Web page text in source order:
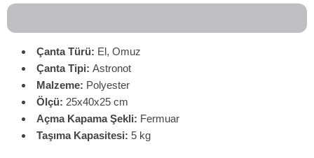
Çanta Türü: El, Omuz
Çanta Tipi: Astronot
Malzeme: Polyester
Ölçü: 25x40x25 cm
Açma Kapama Şekli: Fermuar
Taşıma Kapasitesi: 5 kg